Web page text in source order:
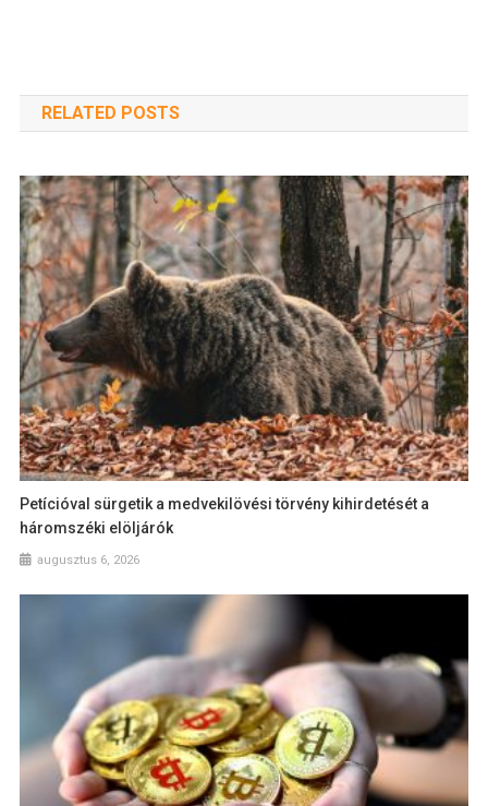
RELATED POSTS
Petícióval sürgetik a medvekilövési törvény kihirdetését a
háromszéki elöljárók
augusztus 6, 2026